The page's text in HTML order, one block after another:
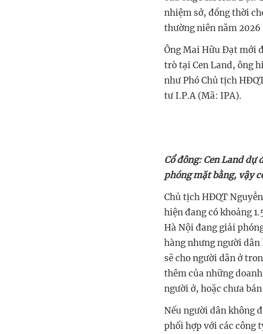
nhiệm sở, đồng thời
thường niên năm 2026
Ông Mai Hữu Đạt mới
trò tại Cen Land, ông
như Phó Chủ tịch
tư I.P.A (Mã: IPA).
Cổ đông: Cen Land
phóng mặt bằng, vậy
Chủ tịch HĐQT
hiện đang có khoảng
Hà Nội đang giải
hàng nhưng người
sẽ cho người dân ở
thêm của những
người ở, hoặc chưa
Nếu người dân không
phối hợp với các công